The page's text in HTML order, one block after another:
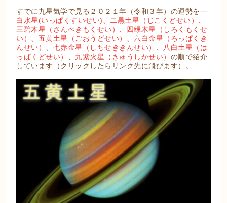
すでに九星気学で見る２０２１年（令和３年）の運勢を一
白水星(いっぱくすいせい)
二黒土星（じこくどせい）
三碧木星（さんぺきもくせい）
四緑木星（しろくもくせ
い）
五黄土星（ごおうどせい） 、六白金星（ろっぱくき
んせい）
七赤金星（しちせききんせい）
八白土星（は
っぱくどせい）
九紫火星（きゅうしかせい） の順で紹介
しています（クリックしたらリンク先に飛びます）。